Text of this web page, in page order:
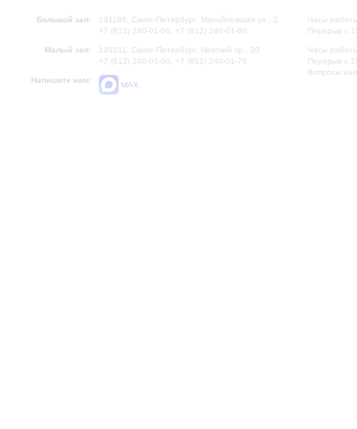
Большой зал:
191186, Санкт-Петербург, Михайловская ул., 2
+7 (812) 240-01-00, +7 (812) 240-01-80
Малый зал:
191011, Санкт-Петербург, Невский пр., 30
+7 (812) 240-01-00, +7 (812) 240-01-70
Напишите нам:
MAX
Часы
Перерыв с
Часы
Перерыв с
Вопросы